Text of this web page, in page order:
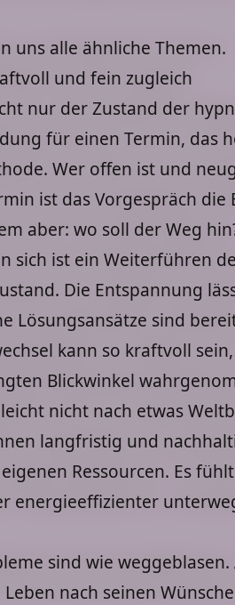
uns alle ähnliche Themen.
und fein zugleich
nur der Zustand der
für einen Termin, das
Wer offen ist und
ist das Vorgespräch die
aber: wo soll der Weg
sich ist ein Weiterführen
Die Entspannung
Lösungsansätze sind
kann so kraftvoll
Blickwinkel
nicht nach etwas
langfristig und
Ressourcen. Es
energieeffizienter
sind wie
nach seinen